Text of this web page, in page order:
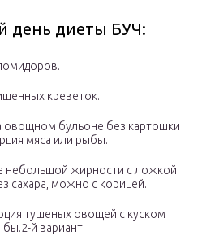
день диеты БУЧ:
креветок.
овощном бульоне без картошки
мяса или рыбы.
небольшой жирности с ложкой
сахара, можно с корицей.
тушеных овощей с куском
й вариант